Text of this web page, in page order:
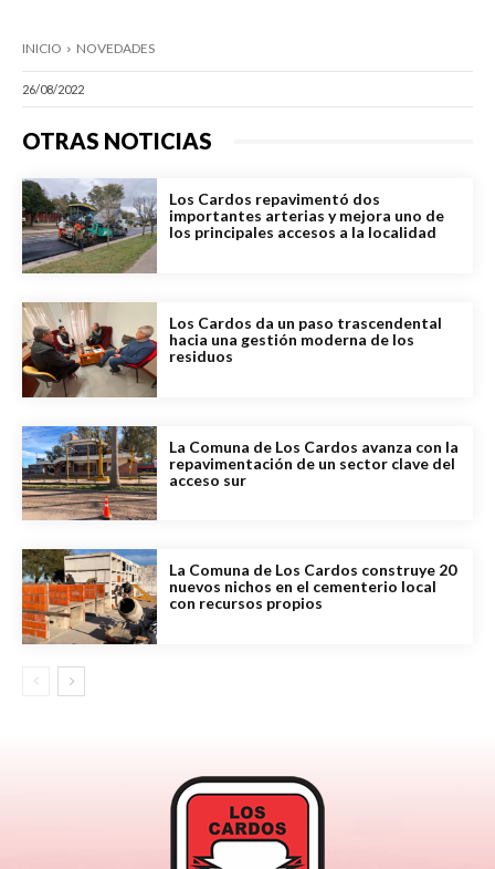
INICIO NOVEDADES
26/08/2022
OTRAS NOTICIAS
Los Cardos repavimentó dos
importantes arterias y mejora uno de
los principales accesos a la localidad
Los Cardos da un paso trascendental
hacia una gestión moderna de los
residuos
La Comuna de Los Cardos avanza con la
repavimentación de un sector clave del
acceso sur
La Comuna de Los Cardos construye 20
nuevos nichos en el cementerio local
con recursos propios